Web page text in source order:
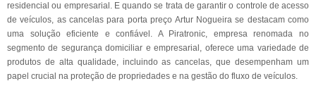
residencial ou empresarial. E quando se trata de garantir o controle de acesso
de veículos, as cancelas para porta preço Artur Nogueira se destacam como
uma solução eficiente e confiável. A Piratronic, empresa renomada no
segmento de segurança domiciliar e empresarial, oferece uma variedade de
produtos de alta qualidade, incluindo as cancelas, que desempenham um
papel crucial na proteção de propriedades e na gestão do fluxo de veículos.